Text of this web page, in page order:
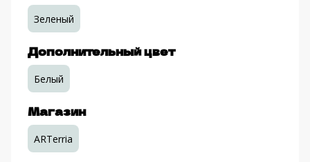
Зеленый
Дополнительный цвет
Белый
Магазин
ARTerria